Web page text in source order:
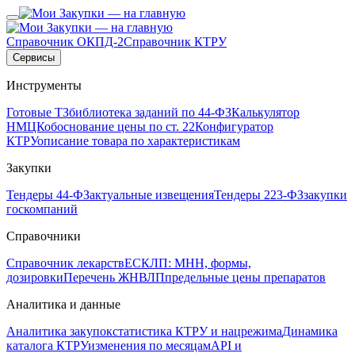
Справочник ОКПД-2Справочник КТРУ
Сервисы
Инструменты
Готовые ТЗбиблиотека заданий по 44-ФЗКалькулятор
НМЦКобоснование цены по ст. 22Конфигуратор
КТРУописание товара по характеристикам
Закупки
Тендеры 44-ФЗактуальные извещенияТендеры 223-ФЗзакупки
госкомпаний
Справочники
Справочник лекарствЕСКЛП: МНН, формы,
дозировкиПеречень ЖНВЛПпредельные цены препаратов
Аналитика и данные
Аналитика закупокстатистика КТРУ и нацрежимаДинамика
каталога КТРУизменения по месяцамAPI и